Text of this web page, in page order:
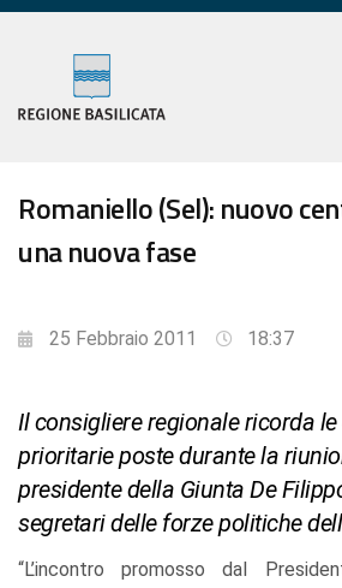
Romaniello (Sel): nuovo
una nuova fase
25 Febbraio 2011 18:37
Il consigliere regionale ricorda
prioritarie poste durante la
presidente della Giunta De
segretari delle forze politiche
“L’incontro promosso dal